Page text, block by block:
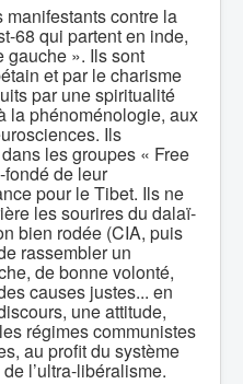
contre la
68 qui partent en inde,
gauche ». Ils sont
et par le charisme
par une spiritualité
la phénoménologie, aux
Ils
les groupes « Free
de leur
pour le Tibet. Ils ne
les sourires du dalaï-
bien rodée (CIA, puis
rassembler un
de bonne volonté,
causes justes... en
une attitude,
régimes communistes
au profit du système
l’ultra-libéralisme.